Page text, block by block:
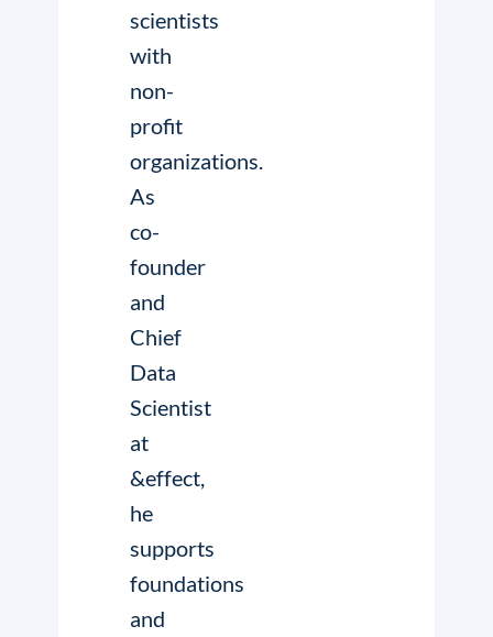
scientists
with
non-
profit
organizations.
As
co-
founder
and
Chief
Data
Scientist
at
&effect,
he
supports
foundations
and